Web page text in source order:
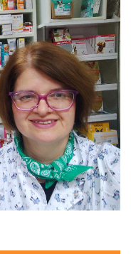
godina?